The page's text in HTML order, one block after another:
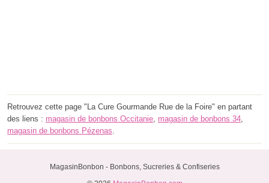
Retrouvez cette page "La Cure Gourmande Rue de la Foire" en partant
des liens : magasin de bonbons Occitanie, magasin de bonbons 34,
magasin de bonbons Pézenas.
MagasinBonbon - Bonbons, Sucreries & Confiseries